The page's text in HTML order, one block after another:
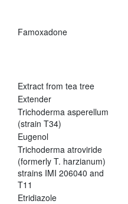
Famoxadone
Extract from tea tree
Extender
Trichoderma asperellum
(strain T34)
Eugenol
Trichoderma atroviride
(formerly T. harzianum)
strains IMI 206040 and
T11
Etridiazole